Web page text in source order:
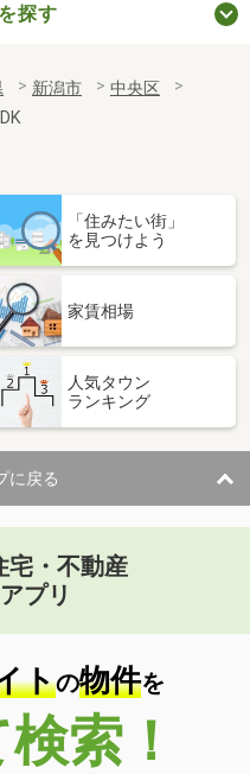
探す
新潟市
中央区
「住みたい街」
を見つけよう
家賃相場
人気タウン
ランキング
に戻る
宅・不動産
アプリ
トの物件を
索！